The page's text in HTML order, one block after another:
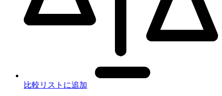
比較リストに追加